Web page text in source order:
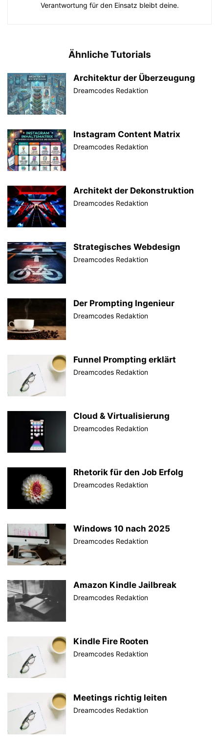
Verantwortung für den Einsatz bleibt deine.
Ähnliche Tutorials
Architektur der Überzeugung
Dreamcodes Redaktion
Instagram Content Matrix
Dreamcodes Redaktion
Architekt der Dekonstruktion
Dreamcodes Redaktion
Strategisches Webdesign
Dreamcodes Redaktion
Der Prompting Ingenieur
Dreamcodes Redaktion
Funnel Prompting erklärt
Dreamcodes Redaktion
Cloud & Virtualisierung
Dreamcodes Redaktion
Rhetorik für den Job Erfolg
Dreamcodes Redaktion
Windows 10 nach 2025
Dreamcodes Redaktion
Amazon Kindle Jailbreak
Dreamcodes Redaktion
Kindle Fire Rooten
Dreamcodes Redaktion
Meetings richtig leiten
Dreamcodes Redaktion